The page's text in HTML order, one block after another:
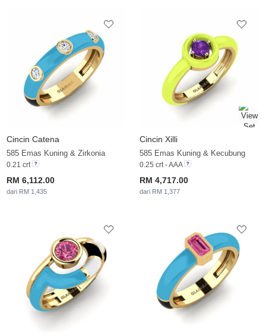
Cincin Catena
585 Emas Kuning & Zirkonia
0.21 crt
RM 6,112.00
dari RM 1,435
Cincin Xilli
585 Emas Kuning & Kecubung
0.25 crt - AAA
RM 4,717.00
dari RM 1,377